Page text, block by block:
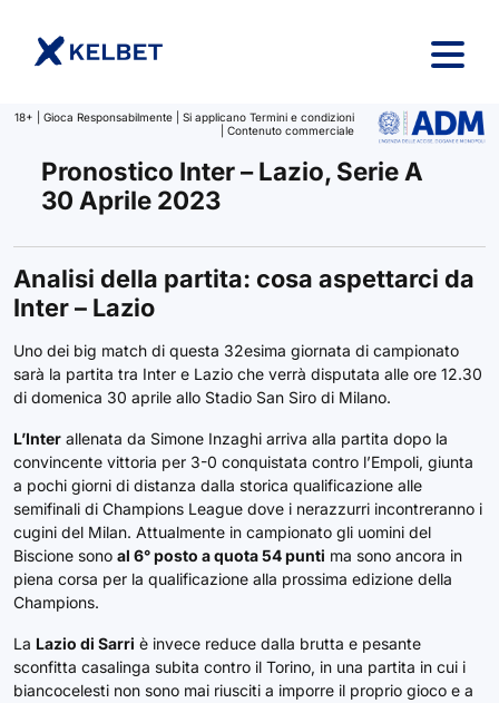
18+ | Gioca Responsabilmente | Si applicano Termini e condizioni
| Contenuto commerciale
Pronostico Inter – Lazio, Serie A
30 Aprile 2023
Analisi della partita: cosa aspettarci da
Inter – Lazio
Uno dei big match di questa 32esima giornata di campionato
sarà la partita tra Inter e Lazio che verrà disputata alle ore 12.30
di domenica 30 aprile allo Stadio San Siro di Milano.
L’Inter allenata da Simone Inzaghi arriva alla partita dopo la
convincente vittoria per 3-0 conquistata contro l’Empoli, giunta
a pochi giorni di distanza dalla storica qualificazione alle
semifinali di Champions League dove i nerazzurri incontreranno i
cugini del Milan. Attualmente in campionato gli uomini del
Biscione sono al 6° posto a quota 54 punti ma sono ancora in
piena corsa per la qualificazione alla prossima edizione della
Champions.
La Lazio di Sarri è invece reduce dalla brutta e pesante
sconfitta casalinga subita contro il Torino, in una partita in cui i
biancocelesti non sono mai riusciti a imporre il proprio gioco e a